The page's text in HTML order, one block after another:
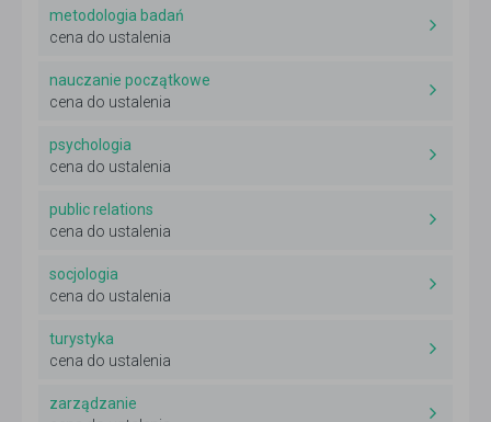
metodologia badań
cena do ustalenia
nauczanie początkowe
cena do ustalenia
psychologia
cena do ustalenia
public relations
cena do ustalenia
socjologia
cena do ustalenia
turystyka
cena do ustalenia
zarządzanie